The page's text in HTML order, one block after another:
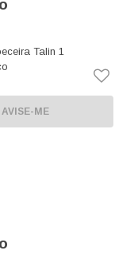
Talin 1
AVISE-ME